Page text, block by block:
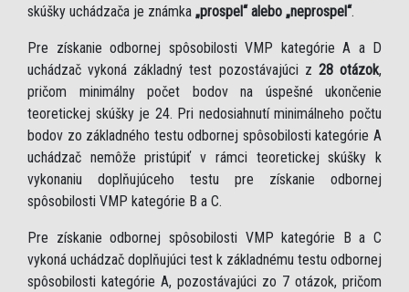
skúšky uchádzača je známka „prospel“ alebo „neprospel“.
Pre získanie odbornej spôsobilosti VMP kategórie A a D
uchádzač vykoná základný test pozostávajúci z 28 otázok,
pričom minimálny počet bodov na úspešné ukončenie
teoretickej skúšky je 24. Pri nedosiahnutí minimálneho počtu
bodov zo základného testu odbornej spôsobilosti kategórie A
uchádzač nemôže pristúpiť v rámci teoretickej skúšky k
vykonaniu doplňujúceho testu pre získanie odbornej
spôsobilosti VMP kategórie B a C.
Pre získanie odbornej spôsobilosti VMP kategórie B a C
vykoná uchádzač doplňujúci test k základnému testu odbornej
spôsobilosti kategórie A, pozostávajúci zo 7 otázok, pričom